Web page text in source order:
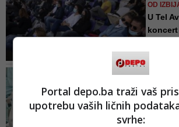
zakonu
OD
U Tel
zdravstva
obje
Pfizer/
ŠTA
Portal depo.ba traži vaš
upotrebu vaših ličnih
svrhe: